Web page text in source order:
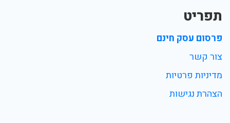
תפריט
פרסום עסק חינם
צור קשר
מדיניות פרטיות
הצהרת נגישות